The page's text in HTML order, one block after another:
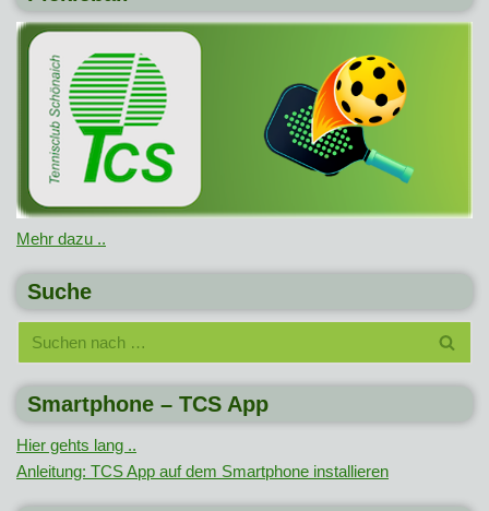
Mehr dazu ..
Suche
Smartphone – TCS App
Hier gehts lang ..
Anleitung: TCS App auf dem Smartphone installieren